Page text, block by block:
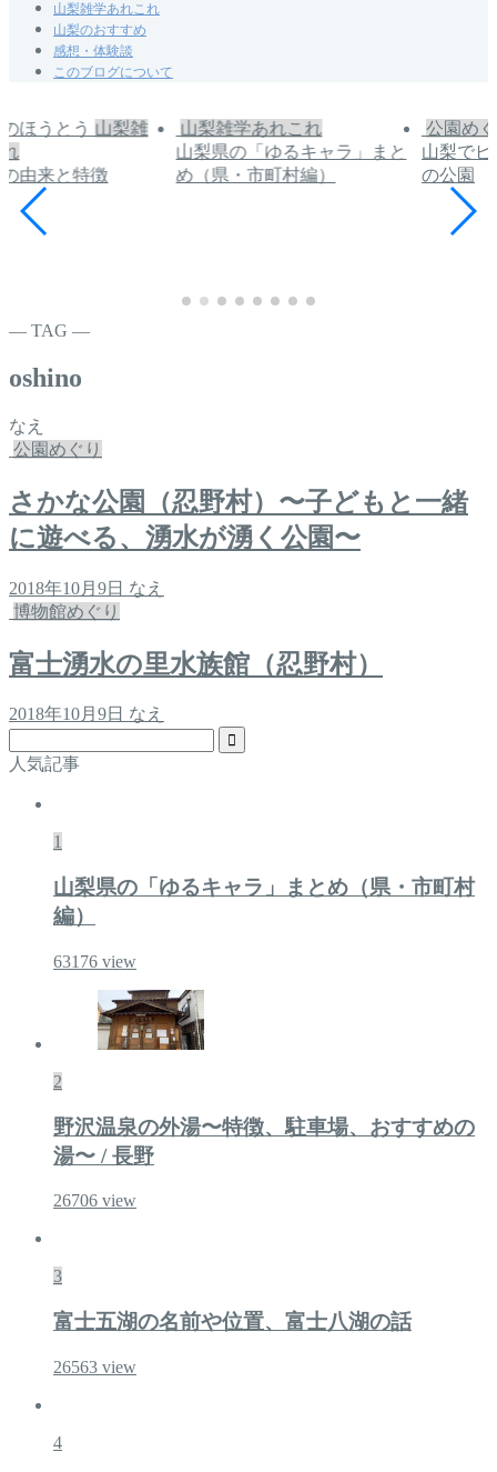
山梨雑学あれこれ
山梨のおすすめ
感想・体験談
このブログについて
山梨雑
由来と特徴
山梨雑学あれこれ
山梨県の「ゆるキャラ」まと
め（県・市町村編）
公園め
山梨で
の公園
― TAG ―
oshino
なえ
公園めぐり
さかな公園（忍野村）〜子どもと一緒
に遊べる、湧水が湧く公園〜
2018年10月9日 なえ
博物館めぐり
富士湧水の里水族館（忍野村）
2018年10月9日 なえ
人気記事
1
山梨県の「ゆるキャラ」まとめ（県・市町村
編）
63176 view
2
野沢温泉の外湯〜特徴、駐車場、おすすめの
湯〜 / 長野
26706 view
3
富士五湖の名前や位置、富士八湖の話
26563 view
4